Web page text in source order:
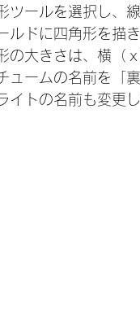
ツールを選択し、
ドに四角形を描き
の大きさは、横（
ームの名前を「
トの名前も変更